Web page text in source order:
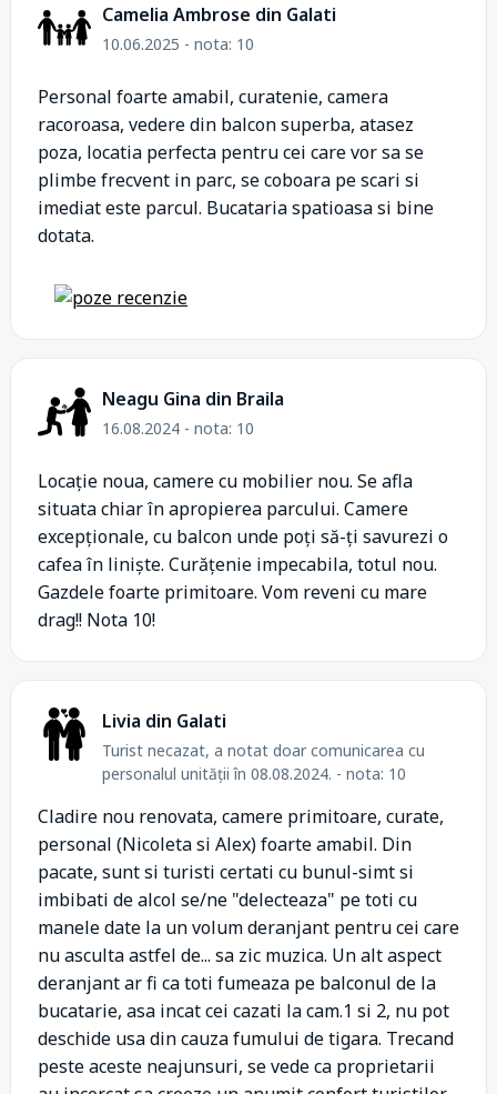
Camelia Ambrose din Galati
10.06.2025 - nota: 10
Personal foarte amabil, curatenie, camera
racoroasa, vedere din balcon superba, atasez
poza, locatia perfecta pentru cei care vor sa se
plimbe frecvent in parc, se coboara pe scari si
imediat este parcul. Bucataria spatioasa si bine
dotata.
Neagu Gina din Braila
16.08.2024 - nota: 10
Locație noua, camere cu mobilier nou. Se afla
situata chiar în apropierea parcului. Camere
excepționale, cu balcon unde poți să-ți savurezi o
cafea în liniște. Curățenie impecabila, totul nou.
Gazdele foarte primitoare. Vom reveni cu mare
drag!! Nota 10!
Livia din Galati
Turist necazat, a notat doar comunicarea cu
personalul unității în 08.08.2024. - nota: 10
Cladire nou renovata, camere primitoare, curate,
personal (Nicoleta si Alex) foarte amabil. Din
pacate, sunt si turisti certati cu bunul-simt si
imbibati de alcol se/ne "delecteaza" pe toti cu
manele date la un volum deranjant pentru cei care
nu asculta astfel de... sa zic muzica. Un alt aspect
deranjant ar fi ca toti fumeaza pe balconul de la
bucatarie, asa incat cei cazati la cam.1 si 2, nu pot
deschide usa din cauza fumului de tigara. Trecand
peste aceste neajunsuri, se vede ca proprietarii